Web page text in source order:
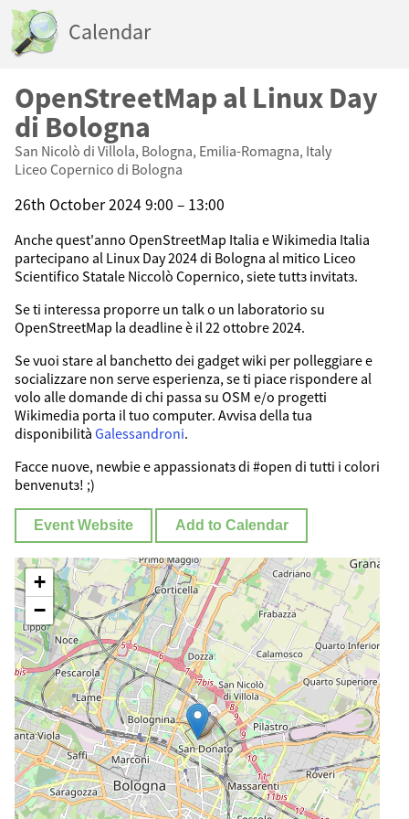
Calendar
OpenStreetMap al Linux Day
di Bologna
San Nicolò di Villola, Bologna, Emilia-Romagna, Italy
Liceo Copernico di Bologna
26th October 2024 9:00 – 13:00
Anche quest'anno OpenStreetMap Italia e Wikimedia Italia
partecipano al Linux Day 2024 di Bologna al mitico Liceo
Scientifico Statale Niccolò Copernico, siete tuttз invitatз.
Se ti interessa proporre un talk o un laboratorio su
OpenStreetMap la deadline è il 22 ottobre 2024.
Se vuoi stare al banchetto dei gadget wiki per polleggiare e
socializzare non serve esperienza, se ti piace rispondere al
volo alle domande di chi passa su OSM e/o progetti
Wikimedia porta il tuo computer. Avvisa della tua
disponibilità Galessandroni.
Facce nuove, newbie e appassionatз di #open di tutti i colori
benvenutз! ;)
Event Website Add to Calendar
+
−